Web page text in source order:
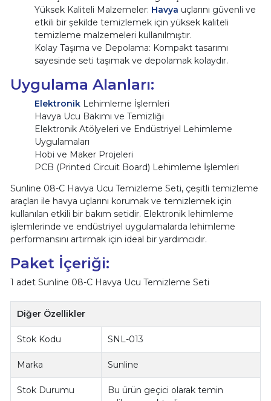
Yüksek Kaliteli Malzemeler: Havya uçlarını güvenli ve
etkili bir şekilde temizlemek için yüksek kaliteli
temizleme malzemeleri kullanılmıştır.
Kolay Taşıma ve Depolama: Kompakt tasarımı
sayesinde seti taşımak ve depolamak kolaydır.
Uygulama Alanları:
Elektronik Lehimleme İşlemleri
Havya Ucu Bakımı ve Temizliği
Elektronik Atölyeleri ve Endüstriyel Lehimleme
Uygulamaları
Hobi ve Maker Projeleri
PCB (Printed Circuit Board) Lehimleme İşlemleri
Sunline 08-C Havya Ucu Temizleme Seti, çeşitli temizleme
araçları ile havya uçlarını korumak ve temizlemek için
kullanılan etkili bir bakım setidir. Elektronik lehimleme
işlemlerinde ve endüstriyel uygulamalarda lehimleme
performansını artırmak için ideal bir yardımcıdır.
Paket İçeriği:
1 adet Sunline 08-C Havya Ucu Temizleme Seti
Diğer Özellikler
Stok Kodu SNL-013
Marka Sunline
Stok Durumu
Bu ürün geçici olarak temin